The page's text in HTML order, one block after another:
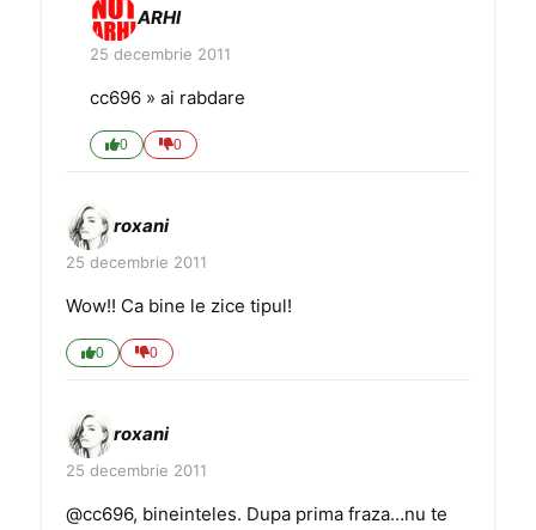
ARHI
25 decembrie 2011
cc696 » ai rabdare
0 0
roxani
25 decembrie 2011
Wow!! Ca bine le zice tipul!
0 0
roxani
25 decembrie 2011
@cc696, bineinteles. Dupa prima fraza…nu te